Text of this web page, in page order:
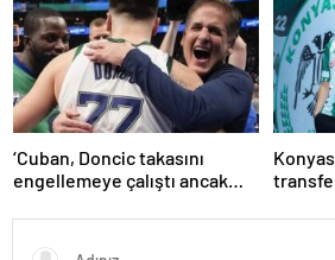
‘Cuban, Doncic takasını
engellemeye çalıştı ancak
Haberleri